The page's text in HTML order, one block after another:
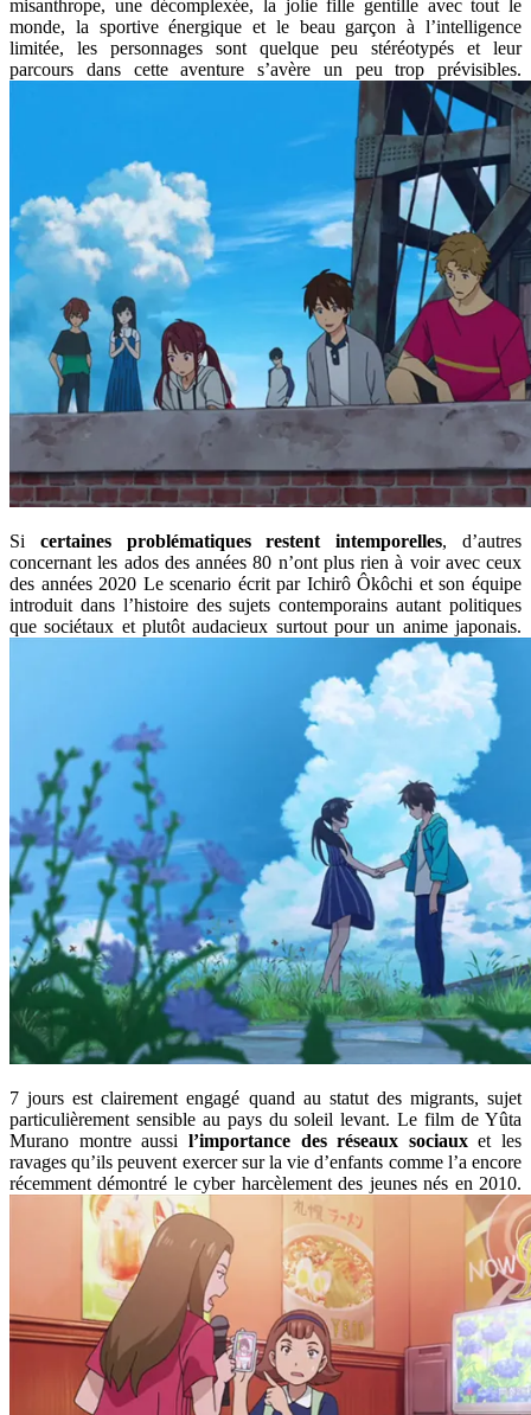
misanthrope, une décomplexée, la jolie fille gentille avec tout le
monde, la sportive énergique et le beau garçon à l’intelligence
limitée, les personnages sont quelque peu stéréotypés et leur
parcours dans cette aventure s’avère un peu trop prévisibles.
Si certaines problématiques restent intemporelles, d’autres
concernant les ados des années 80 n’ont plus rien à voir avec ceux
des années 2020 Le scenario écrit par Ichirô Ôkôchi et son équipe
introduit dans l’histoire des sujets contemporains autant politiques
que sociétaux et plutôt audacieux surtout pour un anime japonais.
7 jours est clairement engagé quand au statut des migrants, sujet
particulièrement sensible au pays du soleil levant. Le film de Yûta
Murano montre aussi l’importance des réseaux sociauxet les
ravages qu’ils peuvent exercer sur la vie d’enfants comme l’a encore
récemment démontré le cyber harcèlement des jeunes nés en 2010.